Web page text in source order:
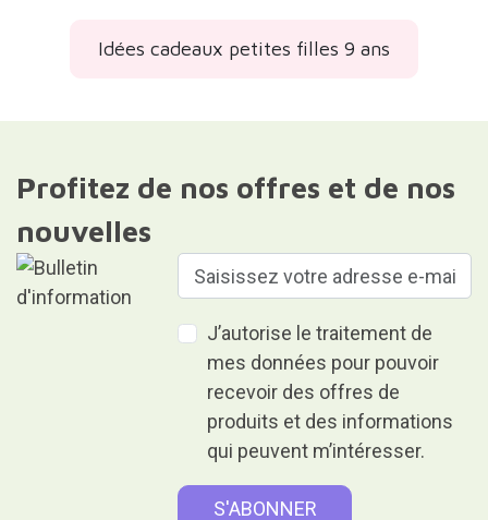
Idées cadeaux petites filles 9 ans
Profitez de nos offres et de nos
nouvelles
J’autorise le traitement de
mes données pour pouvoir
recevoir des offres de
produits et des informations
qui peuvent m’intéresser.